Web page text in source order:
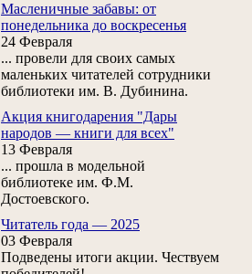
Масленичные забавы: от
понедельника до воскресенья
24 Февраля
... провели для своих самых
маленьких читателей сотрудники
библиотеки им. В. Дубинина.
Акция книгодарения "Дары
народов — книги для всех"
13 Февраля
... прошла в модельной
библиотеке им. Ф.М.
Достоевского.
Читатель года — 2025
03 Февраля
Подведены итоги акции. Чествуем